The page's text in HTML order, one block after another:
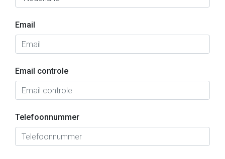
Email
Email controle
Telefoonnummer